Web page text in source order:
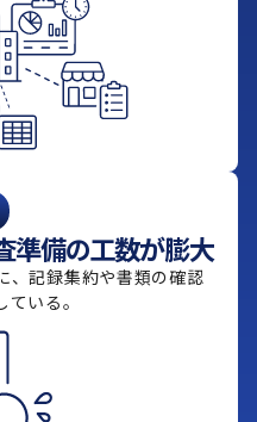
準備の工数が膨大
、記録集約や書類の確認
いる。